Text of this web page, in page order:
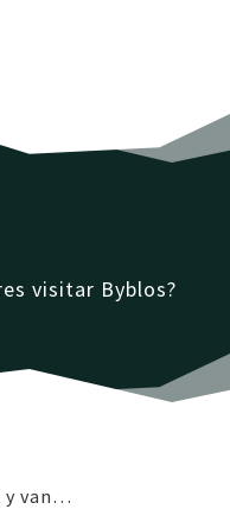
visitar Byblos?
y van…